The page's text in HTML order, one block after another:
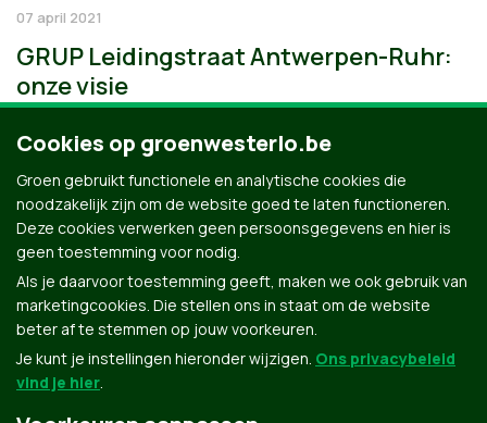
07 april 2021
GRUP Leidingstraat Antwerpen-Ruhr:
onze visie
Cookies op groenwesterlo.be
Groen gebruikt functionele en analytische cookies die
noodzakelijk zijn om de website goed te laten functioneren.
Deze cookies verwerken geen persoonsgegevens en hier is
geen toestemming voor nodig.
Als je daarvoor toestemming geeft, maken we ook gebruik van
marketingcookies. Die stellen ons in staat om de website
beter af te stemmen op jouw voorkeuren.
Je kunt je instellingen hieronder wijzigen. Ons privacybeleid
vind je hier.